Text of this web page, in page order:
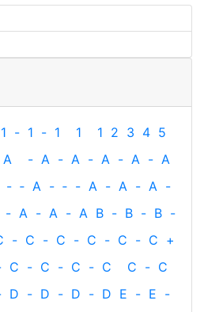
1 - 1 - 1 1 1 2 3 4 5
A - A - A - A - A - A
- ‐ A - ‐ - A - A - A -
- A - A - A B - B - B -
- C - C - C - C - C +
C - C - C - C C - C
D - D - D - D E - E -